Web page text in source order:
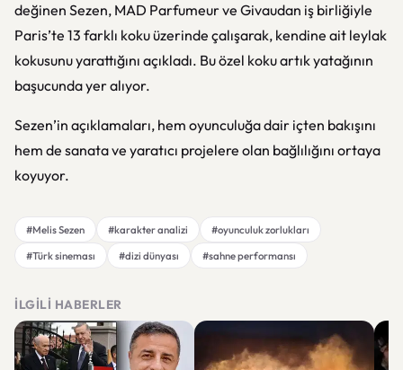
değinen Sezen, MAD Parfumeur ve Givaudan iş birliğiyle
Paris’te 13 farklı koku üzerinde çalışarak, kendine ait leylak
kokusunu yarattığını açıkladı. Bu özel koku artık yatağının
başucunda yer alıyor.
Sezen’in açıklamaları, hem oyunculuğa dair içten bakışını
hem de sanata ve yaratıcı projelere olan bağlılığını ortaya
koyuyor.
#Melis Sezen #karakter analizi
#oyunculuk zorlukları
#Türk sineması
#dizi dünyası #sahne performansı
İLGILI HABERLER